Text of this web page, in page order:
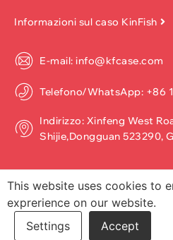
Informazioni sul caso KinFish
E-mail: info@kfcase.com
Telefono/WhatsApp: +86
Indirizzo: Xinfeng West
Shijie,Dongguan 523290,
Copyright ©2026, Dongguan Kinfish
diritti riservati.
This website uses cookies to
exprerience on our website.